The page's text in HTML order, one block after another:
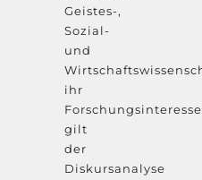
Geistes-,
Sozial-
und
ihr
Forschungsinteresse
gilt
der
Diskursanalyse